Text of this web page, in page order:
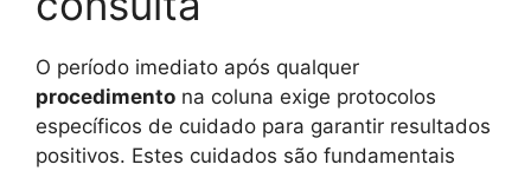
O período imediato após qualquer
procedimento na coluna exige protocolos
específicos de cuidado para garantir resultados
positivos. Estes cuidados são fundamentais